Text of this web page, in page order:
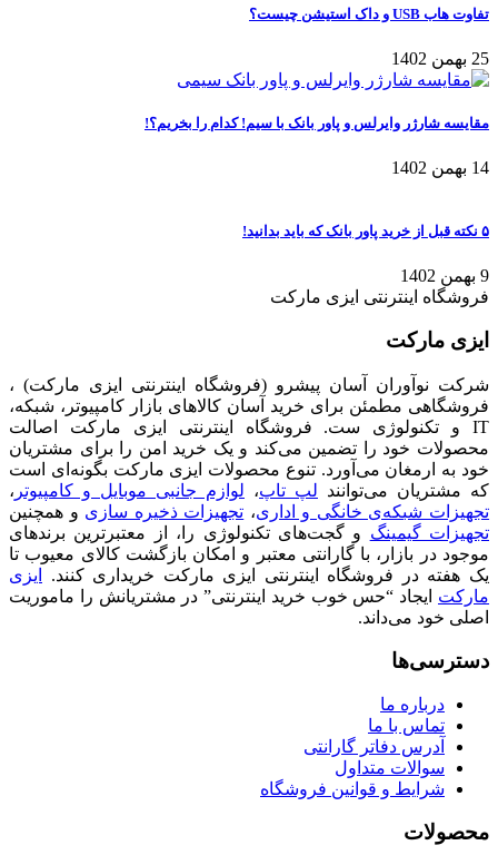
تفاوت هاب USB و داک استیشن چیست؟
25 بهمن 1402
مقایسه شارژر وایرلس و پاور بانک با سیم! کدام را بخریم؟!
14 بهمن 1402
۵ نکته قبل از خرید پاور بانک که باید بدانید!
9 بهمن 1402
فروشگاه اینترنتی ایزی مارکت
ایزی مارکت
شرکت نوآوران آسان پیشرو (فروشگاه اینترنتی ایزی مارکت) ،
فروشگاهی مطمئن برای خرید آسان کالاهای بازار کامپیوتر، شبکه،
IT و تکنولوژی ست. فروشگاه اینترنتی ایزی مارکت اصالت
محصولات خود را تضمین می‌کند و یک خرید امن را برای مشتریان
خود به ارمغان می‌آورد. تنوع محصولات ایزی مارکت بگونه‌ای است
که مشتریان می‌توانند لپ تاپ، لوازم جانبی موبایل و کامپیوتر ،
تجهیزات شبکه‌ی خانگی و اداری، تجهیزات ذخیره سازی و همچنین
تجهیزات گیمینگ و گجت‌های تکنولوژی را، از معتبرترین برندهای
موجود در بازار، با گارانتی معتبر و امکان بازگشت کالای معیوب تا
یک هفته در فروشگاه اینترنتی ایزی مارکت خریداری کنند.
ایزی
مارکت ایجاد “حس خوب خرید اینترنتی” در مشتریانش را ماموریت
اصلی خود می‌داند.
دسترسی‌ها
درباره ما
تماس با ما
آدرس دفاتر گارانتی
سوالات متداول
شرایط و قوانین فروشگاه
محصولات